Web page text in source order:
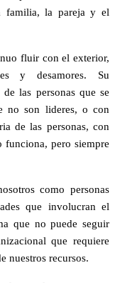
familia, la pareja y el
fluir con el exterior,
y desamores. Su
las personas que se
no son lideres, o con
de las personas, con
funciona, pero siempre
como personas
que involucran el
que no puede seguir
que requiere
nuestros recursos.